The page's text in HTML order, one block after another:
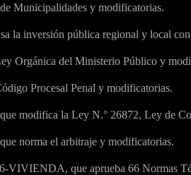
Municipalidades y modificatorias.
la inversión pública regional y local
Orgánica del Ministerio Público y
Procesal Penal y modificatorias.
modifica la Ley N.° 26872, Ley de
norma el arbitraje y modificatorias.
VIVIENDA, que aprueba 66 Normas